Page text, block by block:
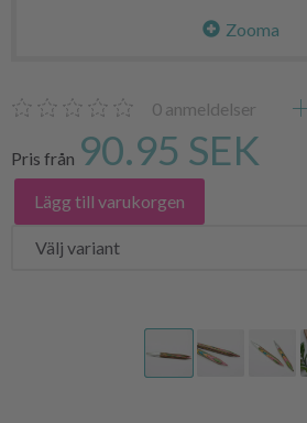
Zooma
0 anmeldelser
Pris från 90.95 SEK
Lägg till varukorgen